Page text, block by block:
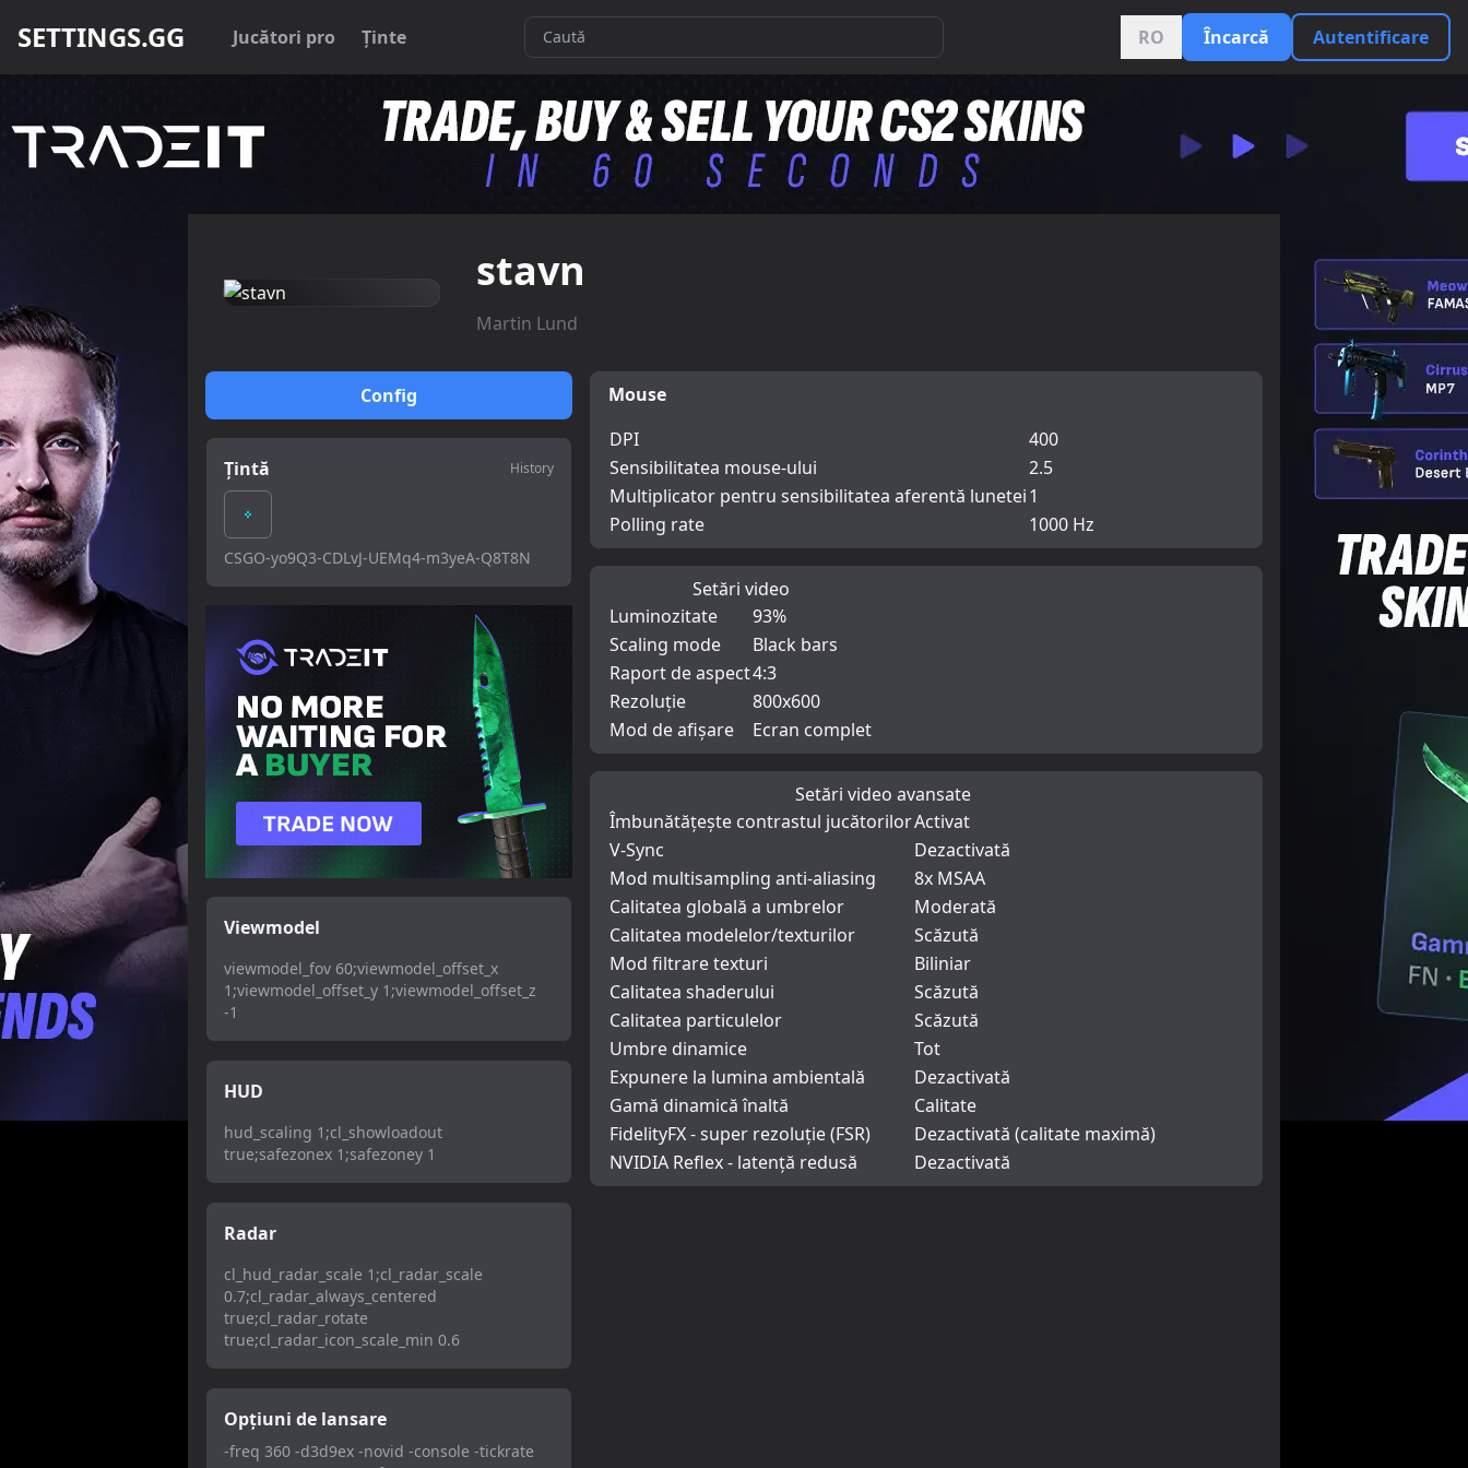
SETTINGS.GG Jucători pro Ținte RO Încarcă Autentificare
stavn
Martin Lund
Config
Țintă History
CSGO-yo9Q3-CDLvJ-UEMq4-m3yeA-Q8T8N
Viewmodel
viewmodel_fov 60;viewmodel_offset_x
1;viewmodel_offset_y 1;viewmodel_offset_z
-1
HUD
hud_scaling 1;cl_showloadout
true;safezonex 1;safezoney 1
Radar
cl_hud_radar_scale 1;cl_radar_scale
0.7;cl_radar_always_centered
true;cl_radar_rotate
true;cl_radar_icon_scale_min 0.6
Opțiuni de lansare
-freq 360 -d3d9ex -novid -console -tickrate
Mouse
DPI
400
Sensibilitatea mouse-ului
2.5
Multiplicator pentru sensibilitatea aferentă lunetei1
Polling rate
1000 Hz
Setări video
Luminozitate
93%
Scaling mode
Black bars
Raport de aspect4:3
Rezoluție
800x600
Mod de afișare
Ecran complet
Setări video avansate
Îmbunătățește contrastul jucătorilorActivat
V-Sync
Dezactivată
Mod multisampling anti-aliasing
8x MSAA
Calitatea globală a umbrelor
Moderată
Calitatea modelelor/texturilor
Scăzută
Mod filtrare texturi
Biliniar
Calitatea shaderului
Scăzută
Calitatea particulelor
Scăzută
Umbre dinamice
Tot
Expunere la lumina ambientală
Dezactivată
Gamă dinamică înaltă
Calitate
FidelityFX - super rezoluție (FSR)
Dezactivată (calitate maximă)
NVIDIA Reflex - latență redusă
Dezactivată